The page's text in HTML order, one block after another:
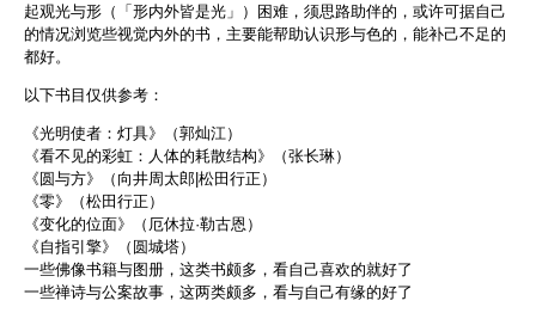
起观光与形（「形内外皆是光」）困难，须思路助伴的，或许可据自己
的情况浏览些视觉内外的书，主要能帮助认识形与色的，能补己不足的
都好。
以下书目仅供参考：
《光明使者：灯具》（郭灿江）
《看不见的彩虹：人体的耗散结构》（张长琳）
《圆与方》（向井周太郎|松田行正）
《零》（松田行正）
《变化的位面》（厄休拉·勒古恩）
《自指引擎》（圆城塔）
一些佛像书籍与图册，这类书颇多，看自己喜欢的就好了
一些禅诗与公案故事，这两类颇多，看与自己有缘的好了